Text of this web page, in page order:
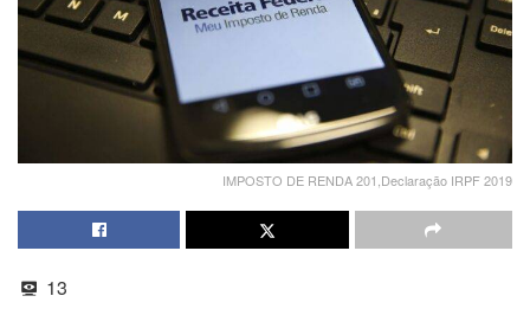
IMPOSTO DE RENDA 201,Declaração IRPF 2019
13